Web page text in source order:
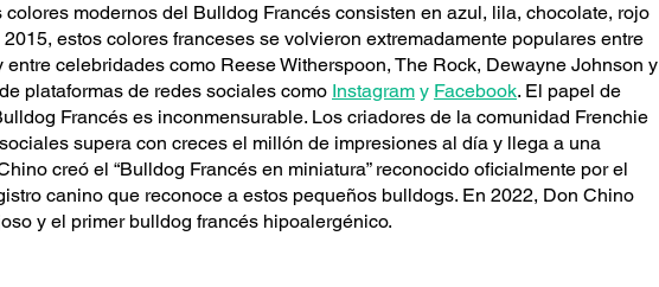
modernos del Bulldog Francés consisten en azul, lila, chocolate, rojo
estos colores franceses se volvieron extremadamente populares entre
celebridades como Reese Witherspoon, The Rock, Dewayne Johnson y
plataformas de redes sociales como Instagram y Facebook. El papel de
Francés es inconmensurable. Los criadores de la comunidad Frenchie
supera con creces el millón de impresiones al día y llega a una
creó el “Bulldog Francés en miniatura” reconocido oficialmente por el
canino que reconoce a estos pequeños bulldogs. En 2022, Don Chino
y el primer bulldog francés hipoalergénico.